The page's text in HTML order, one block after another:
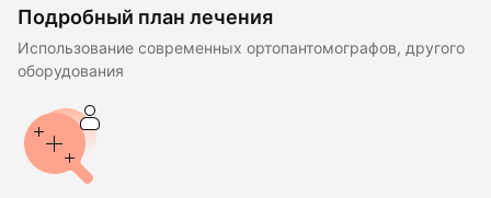
Подробный план лечения
Использование современных ортопантомографов, другого
оборудования